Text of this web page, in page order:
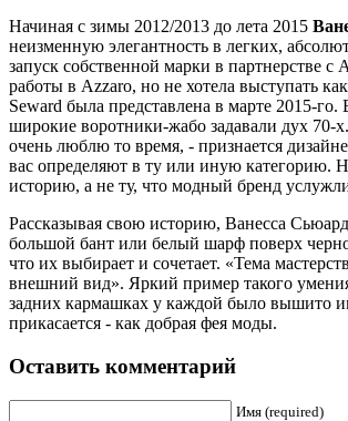
Начиная с зимы 2012/2013 до лета 2015
неизменную элегантность в легких,
запуск собственной марки в партнерстве
работы в Azzaro, но не хотела выступать
Seward была представлена в марте 2015-
широкие воротники-жабо задавали дух 70-
очень люблю то время, - признается
вас определяют в ту или иную категорию.
историю, а не ту, что модный бренд
Рассказывая свою историю, Ванесса
большой бант или белый шарф поверх
что их выбирает и сочетает. «Тема
внешний вид». Яркий пример такого
задних кармашках у каждой было вышито
прикасается - как добрая фея моды.
Оставить комментарий
Имя (required)